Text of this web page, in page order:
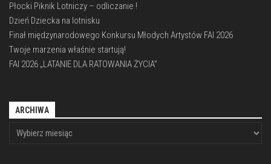
Płocki Piknik Lotniczy – odliczanie !
Dzień Dziecka na lotnisku
Finał międzynarodowego Konkursu Młodych Artystów FAI 2026
Twoje marzenia właśnie startują!
FAI 2026 „LATANIE DLA RATOWANIA ŻYCIA”
ARCHIWA